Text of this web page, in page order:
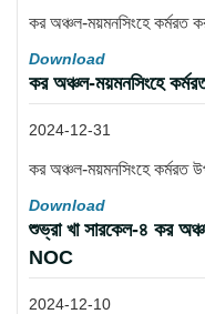
কর অঞ্চল-ময়মনসিংহে কর্মরত
Download
কর অঞ্চল-ময়মনসিংহে
2024-12-31
কর অঞ্চল-ময়মনসিংহে কর্মরত
Download
শুভ্রা খা সারকেল-৪ কর
NOC
2024-12-10